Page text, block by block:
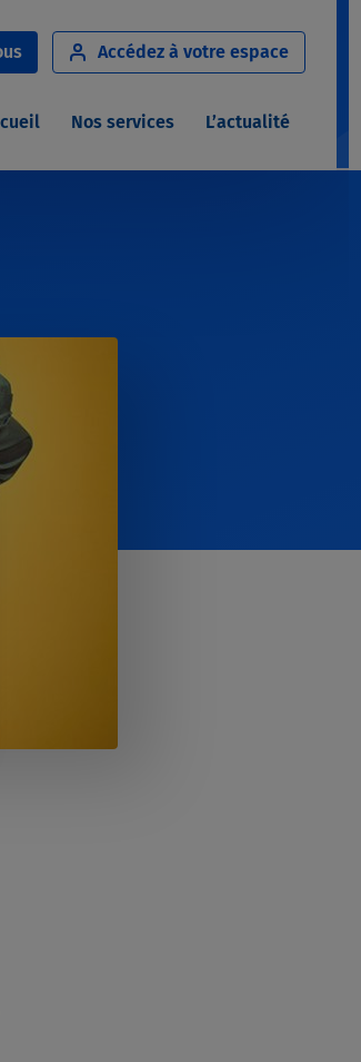
Nos services
Notre réseau de soins
Nos dispositifs de solidarité
L’actualité
Accédez à votre espace